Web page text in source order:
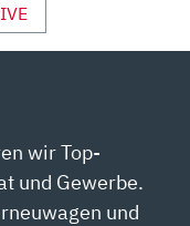
wir Top-
und Gewerbe.
und